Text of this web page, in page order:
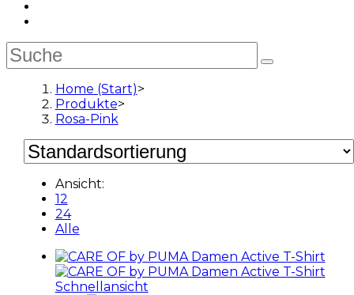
Home (Start)>
Produkte>
Rosa-Pink
Ansicht:
12
24
Alle
Schnellansicht